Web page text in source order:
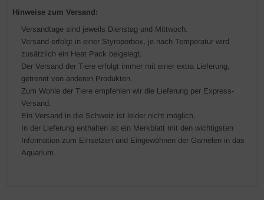
Hinweise zum Versand:
Versandtage sind jeweils Dienstag und Mittwoch.
Versand erfolgt in einer Styroporbox, je nach Temperatur wird
zusätzlich ein Heat Pack beigelegt.
Der Versand der Tiere erfolgt immer mit einer extra Lieferung,
getrennt von anderen Produkten.
Zum Wohle der Tiere empfehlen wir die Lieferung per Express-
Versand.
Ein Versand in die Schweiz ist leider nicht möglich.
In der Lieferung enthalten ist ein Merkblatt mit den wichtigsten
Information zum Einsetzen und Eingewöhnen der Garnelen in das
Aquarium.